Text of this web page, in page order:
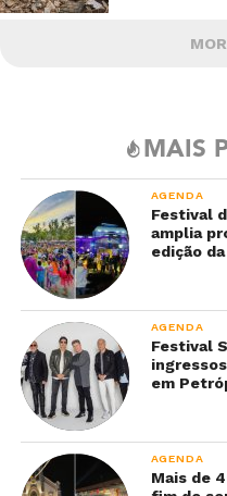
MAIS
AGENDA
Festival
amplia
edição
AGENDA
Festival
em
AGENDA
Mais de